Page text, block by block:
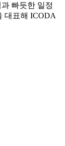
빠듯한 일정
대표해 ICODA